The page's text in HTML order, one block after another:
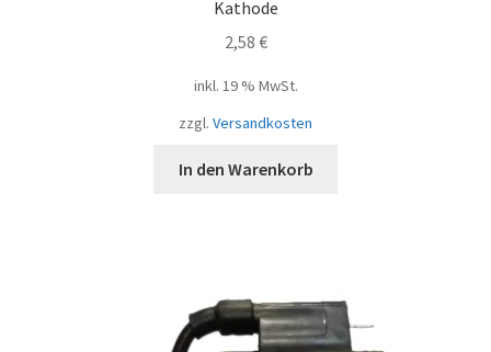
Kathode
2,58 €
inkl. 19 % MwSt.
zzgl. Versandkosten
In den Warenkorb